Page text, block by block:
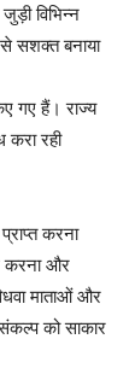
विभिन्न
सशक्त बनाया
गए हैं। राज्य
करा रही
करना
करना और
माताओं और
को साकार